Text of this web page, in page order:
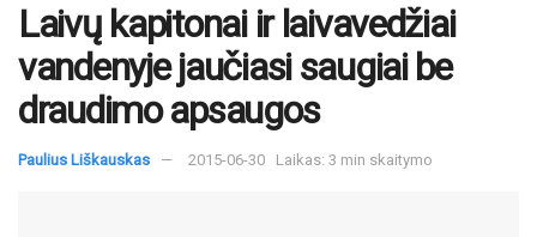
Laivų kapitonai ir laivavedžiai
vandenyje jaučiasi saugiai be
draudimo apsaugos
Paulius Liškauskas 2015-06-30 Laikas: 3 min skaitymo